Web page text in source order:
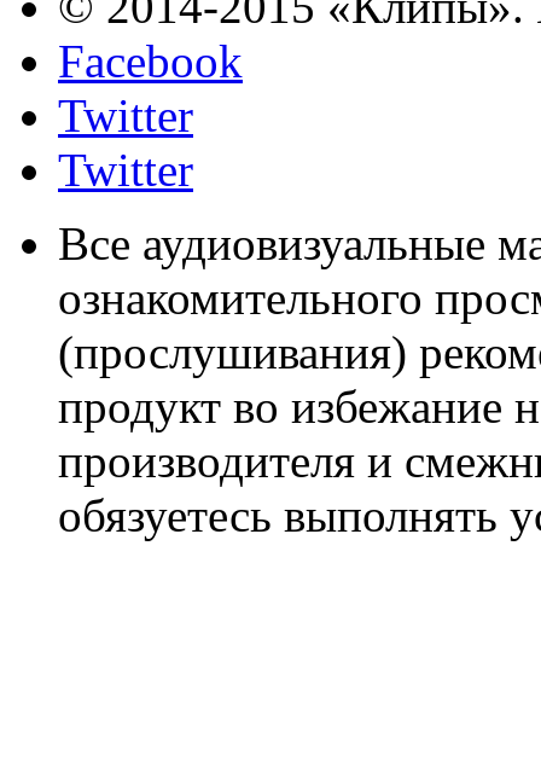
Facebook
Twitter
Twitter
Все аудиовизуальные
ознакомительного
(прослушивания)
продукт во избежание
производителя и
обязуетесь выполнять